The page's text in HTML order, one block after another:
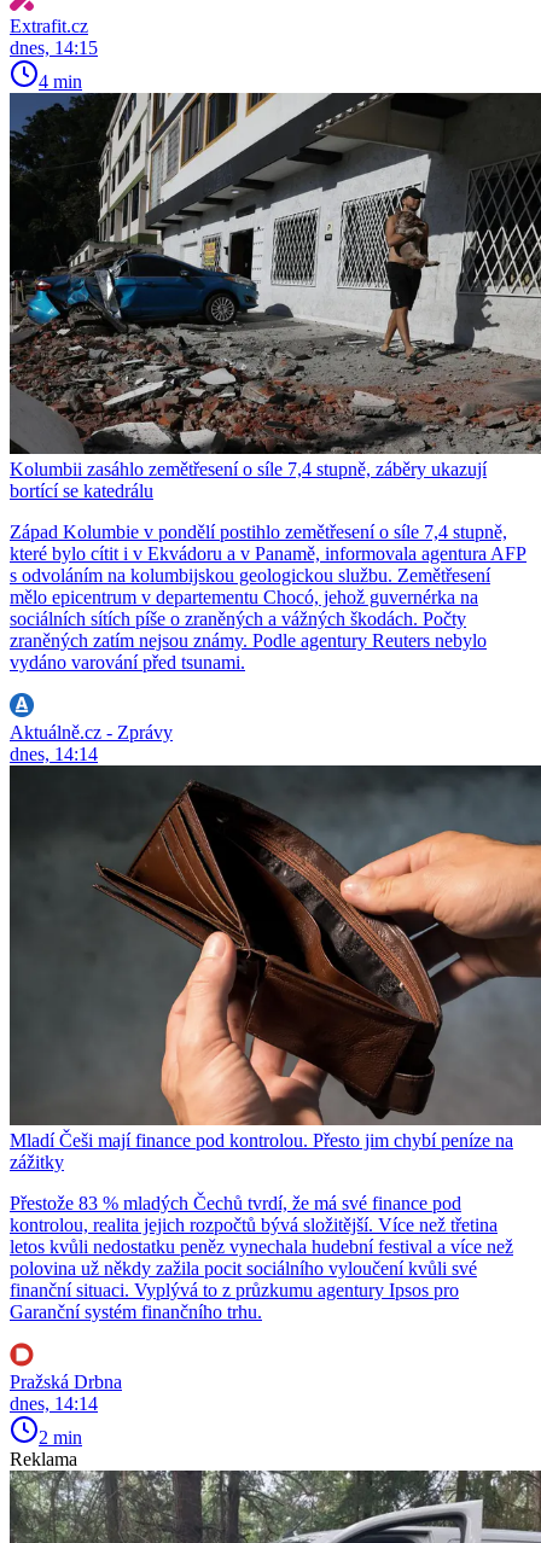
Extrafit.cz
dnes, 14:15
4 min
Kolumbii zasáhlo zemětřesení o síle 7,4 stupně, záběry ukazují
bortící se katedrálu
Západ Kolumbie v pondělí postihlo zemětřesení o síle 7,4 stupně,
které bylo cítit i v Ekvádoru a v Panamě, informovala agentura AFP
s odvoláním na kolumbijskou geologickou službu. Zemětřesení
mělo epicentrum v departementu Chocó, jehož guvernérka na
sociálních sítích píše o zraněných a vážných škodách. Počty
zraněných zatím nejsou známy. Podle agentury Reuters nebylo
vydáno varování před tsunami.
Aktuálně.cz - Zprávy
dnes, 14:14
Mladí Češi mají finance pod kontrolou. Přesto jim chybí peníze na
zážitky
Přestože 83 % mladých Čechů tvrdí, že má své finance pod
kontrolou, realita jejich rozpočtů bývá složitější. Více než třetina
letos kvůli nedostatku peněz vynechala hudební festival a více než
polovina už někdy zažila pocit sociálního vyloučení kvůli své
finanční situaci. Vyplývá to z průzkumu agentury Ipsos pro
Garanční systém finančního trhu.
Pražská Drbna
dnes, 14:14
2 min
Reklama